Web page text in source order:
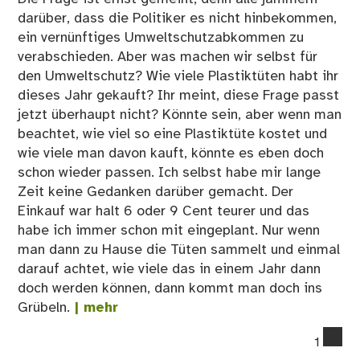
darüber, dass die Politiker es nicht hinbekommen,
ein vernünftiges Umweltschutzabkommen zu
verabschieden. Aber was machen wir selbst für
den Umweltschutz? Wie viele Plastiktüten habt ihr
dieses Jahr gekauft? Ihr meint, diese Frage passt
jetzt überhaupt nicht? Könnte sein, aber wenn man
beachtet, wie viel so eine Plastiktüte kostet und
wie viele man davon kauft, könnte es eben doch
schon wieder passen. Ich selbst habe mir lange
Zeit keine Gedanken darüber gemacht. Der
Einkauf war halt 6 oder 9 Cent teurer und das
habe ich immer schon mit eingeplant. Nur wenn
man dann zu Hause die Tüten sammelt und einmal
darauf achtet, wie viele das in einem Jahr dann
doch werden können, dann kommt man doch ins
Grübeln. | mehr
1